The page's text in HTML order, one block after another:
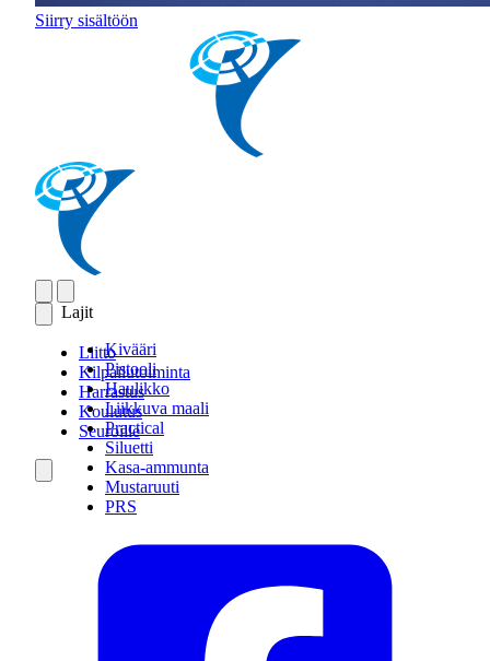
Siirry sisältöön
Lajit
Kivääri
Pistooli
Haulikko
Liikkuva maali
Practical
Siluetti
Kasa-ammunta
Mustaruuti
PRS
Liitto
Kilpailutoiminta
Harrastus
Koulutus
Seuroille